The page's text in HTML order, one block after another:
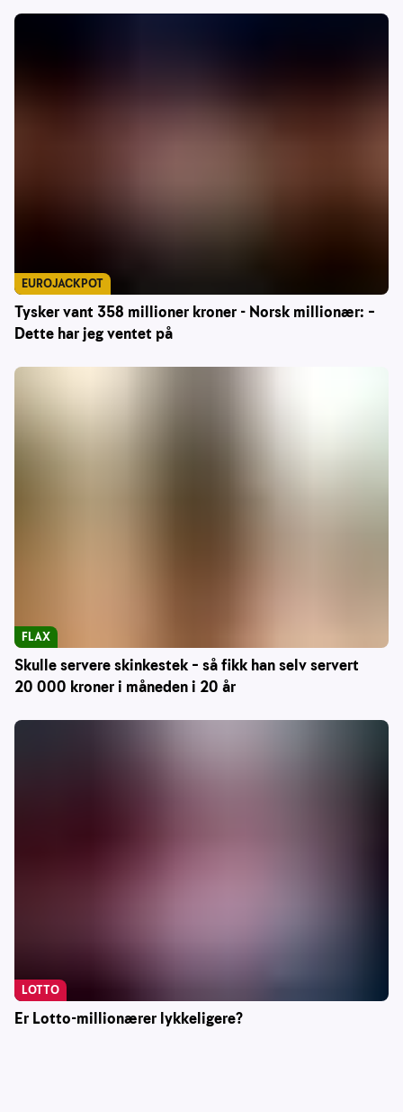
Tysker vant 358 millioner kroner - Norsk millionær: –
Dette har jeg ventet på
EUROJACKPOT
Skulle servere skinkestek – så fikk han selv servert
20 000 kroner i måneden i 20 år
FLAX
Er Lotto-millionærer lykkeligere?
LOTTO